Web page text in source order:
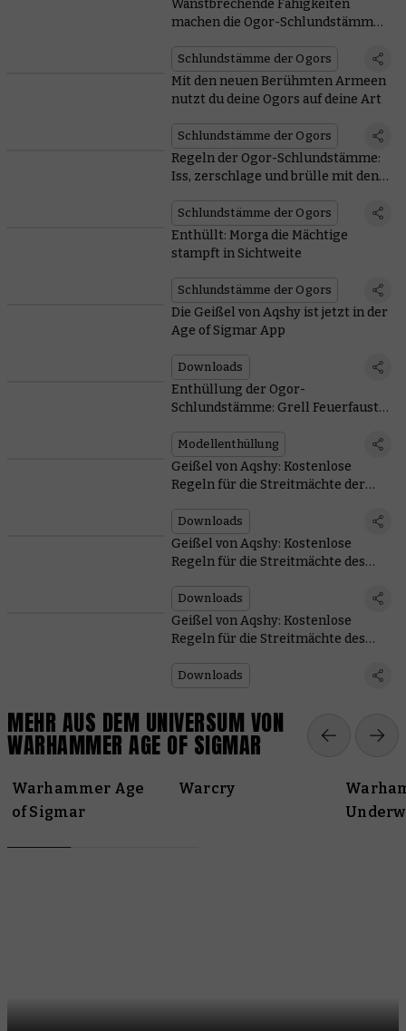
Wanstbrechende Fähigkeiten
machen die Ogor-Schlundstämme
Schlundstämme der Ogors
Mit den neuen Berühmten Armeen
nutzt du deine Ogors auf deine Art
Schlundstämme der Ogors
Regeln der Ogor-Schlundstämme:
Iss, zerschlage und brülle mit den
Schlundstämme der Ogors
Enthüllt: Morga die Mächtige
stampft in Sichtweite
Schlundstämme der Ogors
Die Geißel von Aqshy ist jetzt in der
Age of Sigmar App
Downloads
Enthüllung der Ogor-
Schlundstämme: Grell Feuerfaust
Messerstecherei
Modellenthüllung
Geißel von Aqshy: Kostenlose
Regeln für die Streitmächte der
Downloads
Geißel von Aqshy: Kostenlose
Regeln für die Streitmächte des
Downloads
Geißel von Aqshy: Kostenlose
Regeln für die Streitmächte des
Downloads
MEHR AUS DEM UNIVERSUM VON
WARHAMMER AGE OF SIGMAR
Warhammer Age
of Sigmar
Warcry